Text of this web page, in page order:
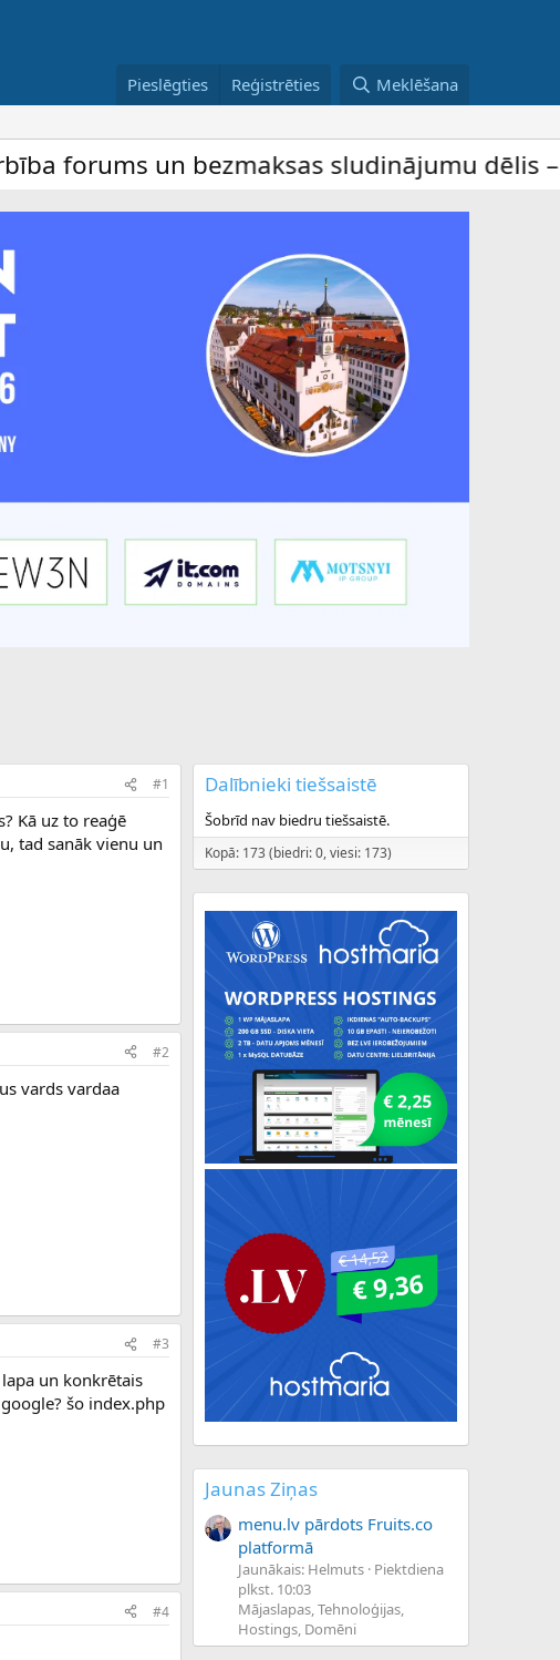
Pieslēgties Reģistrēties Meklēšana
un bezmaksas sludinājumu dēlis – dalība
#1
Kā uz to reaģē
tad sanāk vienu un
#2
vards vardaa
#3
un konkrētais
šo index.php
#4
Dalībnieki tiešsaistē
Šobrīd nav biedru tiešsaistē.
Kopā: 173 (biedri: 0, viesi: 173)
Jaunas Ziņas
menu.lv pārdots Fruits.co
platformā
Jaunākais: Helmuts Piektdiena
plkst. 10:03
Mājaslapas, Tehnoloģijas,
Hostings, Domēni